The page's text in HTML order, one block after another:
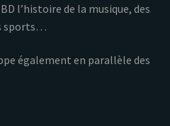
l’histoire de la musique, des
sports…
également en parallèle des